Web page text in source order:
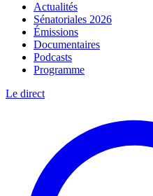
Actualités
Sénatoriales 2026
Émissions
Documentaires
Podcasts
Programme
Le direct